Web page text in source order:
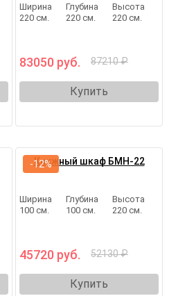
Ширина
220 см.
Глубина
220 см.
Высота
220 см.
83050 руб. 87210 ₽
Купить
Книжный шкаф БМН-22
Ширина
100 см.
Глубина
100 см.
Высота
220 см.
45720 руб. 52130 ₽
Купить
-12%